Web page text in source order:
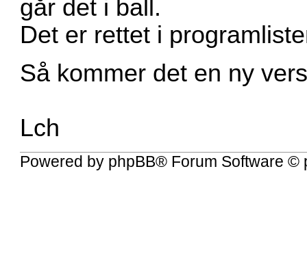
går det i ball.
Det er rettet i
Så kommer det en ny
Lch
Powered by phpBB® Forum Software ©